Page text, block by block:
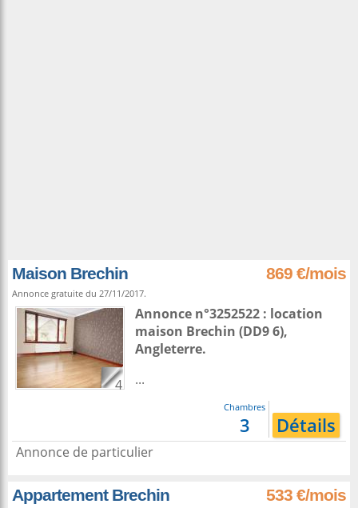
Maison Brechin 869 €/mois
Annonce gratuite du 27/11/2017.
4
Annonce n°3252522 : location
maison Brechin (DD9 6),
Angleterre.
...
Chambres
3 Détails
Annonce de particulier
Appartement Brechin 533 €/mois